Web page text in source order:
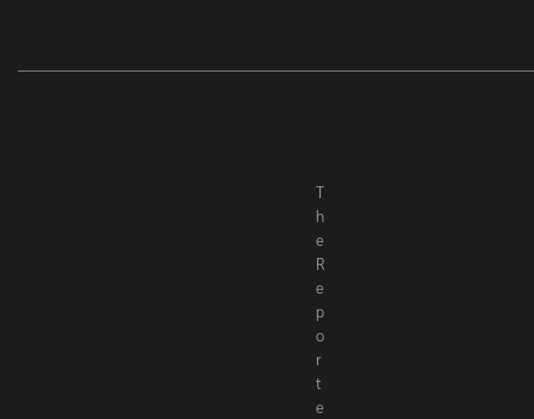
T
h
e
R
e
p
o
r
t
e